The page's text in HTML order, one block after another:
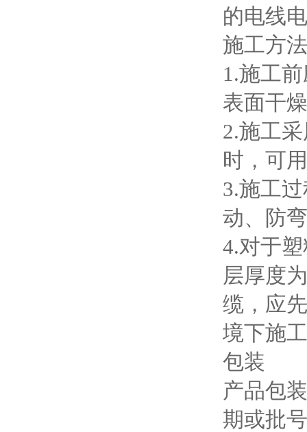
的电线
施工方法
1.施工
表面干
2.施工
时，可
3.施工
动、防
4.对于
层厚度
缆，应
境下施
包装
产品包
期或批